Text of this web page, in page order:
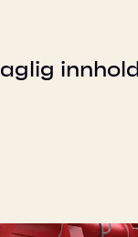
innhold